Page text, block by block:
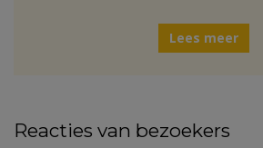
Lees meer
Reacties van bezoekers